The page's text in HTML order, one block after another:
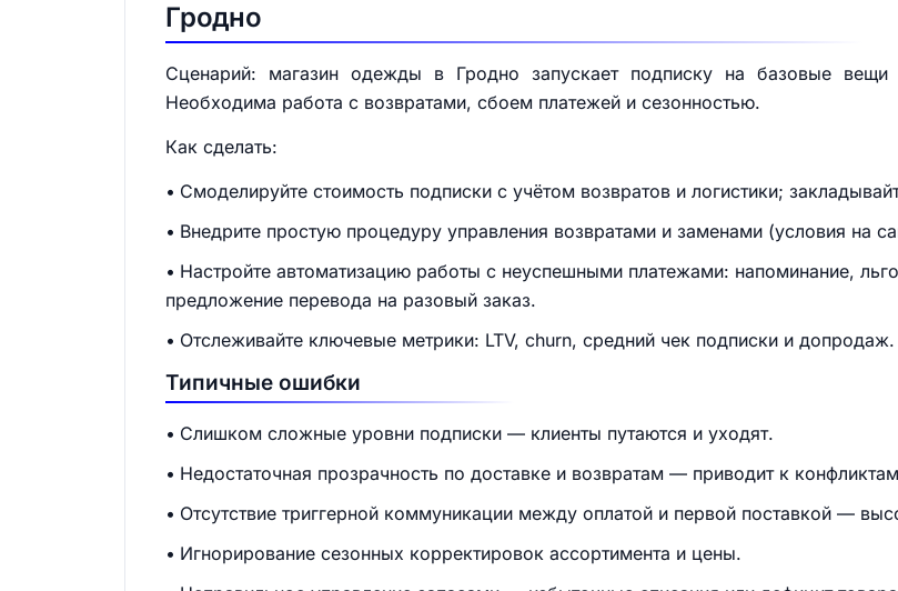
Гродно
Сценарий: магазин одежды в Гродно запускает подписку на базовые
Необходима работа с возвратами, сбоем платежей и сезонностью.
Как сделать:
Смоделируйте стоимость подписки с учётом возвратов и логистики;
Внедрите простую процедуру управления возвратами и заменами (условия на
Настройте автоматизацию работы с неуспешными платежами: напоминание,
предложение перевода на разовый заказ.
Отслеживайте ключевые метрики: LTV, churn, средний чек подписки и допродаж.
Типичные ошибки
Слишком сложные уровни подписки — клиенты путаются и уходят.
Недостаточная прозрачность по доставке и возвратам — приводит к
Отсутствие триггерной коммуникации между оплатой и первой поставкой —
Игнорирование сезонных корректировок ассортимента и цены.